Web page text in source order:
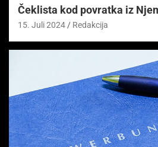
Čeklista kod povratka iz
15. Juli 2024 Redakcija